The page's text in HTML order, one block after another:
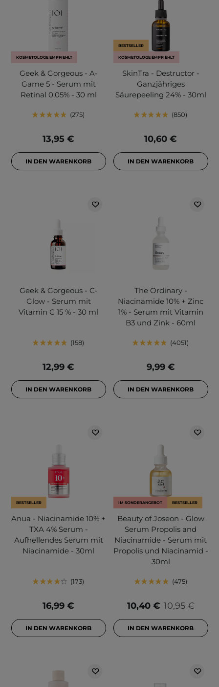
KOSMETOLOGE EMPFIEHLT
Geek & Gorgeous - A-
Game 5 - Serum mit
Retinal 0,05% - 30 ml
275
13,95 €
IN DEN WARENKORB
BESTSELLER
KOSMETOLOGE EMPFIEHLT
SkinTra - Destructor -
Ganzjähriges
Säurepeeling 24% - 30ml
850
10,60 €
IN DEN WARENKORB
Geek & Gorgeous - C-
Glow - Serum mit
Vitamin C 15 % - 30 ml
158
12,99 €
IN DEN WARENKORB
The Ordinary -
Niacinamide 10% + Zinc
1% - Serum mit Vitamin
B3 und Zink - 60ml
4051
9,99 €
IN DEN WARENKORB
BESTSELLER
Anua - Niacinamide 10% +
TXA 4% Serum -
Aufhellendes Serum mit
Niacinamide - 30ml
173
16,99 €
IN DEN WARENKORB
IM SONDERANGEBOT BESTSELLER
Beauty of Joseon - Glow
Serum Propolis and
Niacinamide - Serum mit
Propolis und Niacinamid -
30ml
475
10,95 €
10,40 €
IN DEN WARENKORB